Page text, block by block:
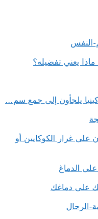
يعني تفضيله؟
كينيا يلجأون إلى جمع سم…
على غرار الكوكايين أو
على دماغك